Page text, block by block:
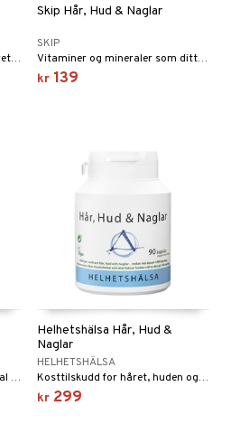
Hairgain Woman forbedrer hårets gjenvekst og gir vakrere og fyldigere hår.
Skip Hår, Hud & Naglar
SKIP
Vitaminer og mineraler som ditt hår, din hud og dine negler trenger.
kr 139
Bidrar til å opprettholde normal hud, hår og normale negler.
Helhetshälsa Hår, Hud &
Naglar
HELHETSHÄLSA
Kosttilskudd for håret, huden og neglene.
kr 299